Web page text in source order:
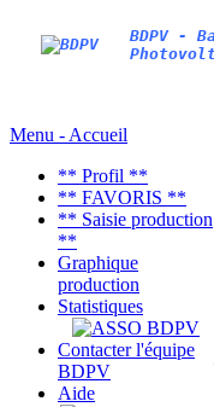
BDPV -
Menu - Accueil
** Profil **
** FAVORIS **
** Saisie production
**
Graphique
production
Statistiques
Contacter l'équipe
BDPV
Aide